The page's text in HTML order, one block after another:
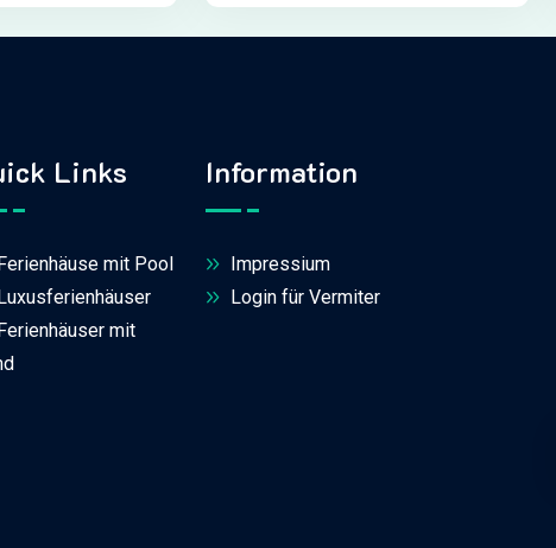
Links
mit Pool
mit
Information
Impressium
Login für Vermiter